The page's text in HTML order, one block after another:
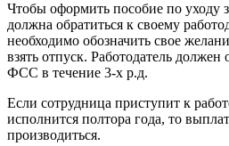
Чтобы оформить пособие по уходу
должна обратиться к своему
необходимо обозначить свое
взять отпуск. Работодатель должен
ФСС в течение 3-х р.д.
Если сотрудница приступит к
исполнится полтора года, то
производиться.